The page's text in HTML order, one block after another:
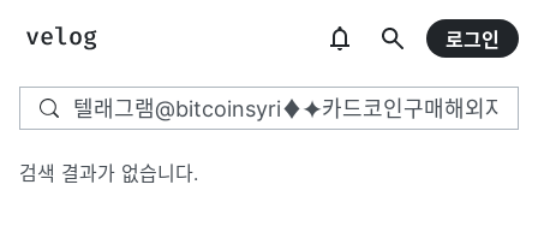
로그인
검색 결과가 없습니다.